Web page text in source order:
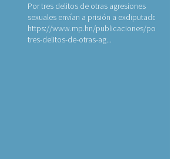
Por tres delitos de otras agresiones
sexuales envían a prisión a exdiputado
https://www.mp.hn/publicaciones/por-
tres-delitos-de-otras-ag...